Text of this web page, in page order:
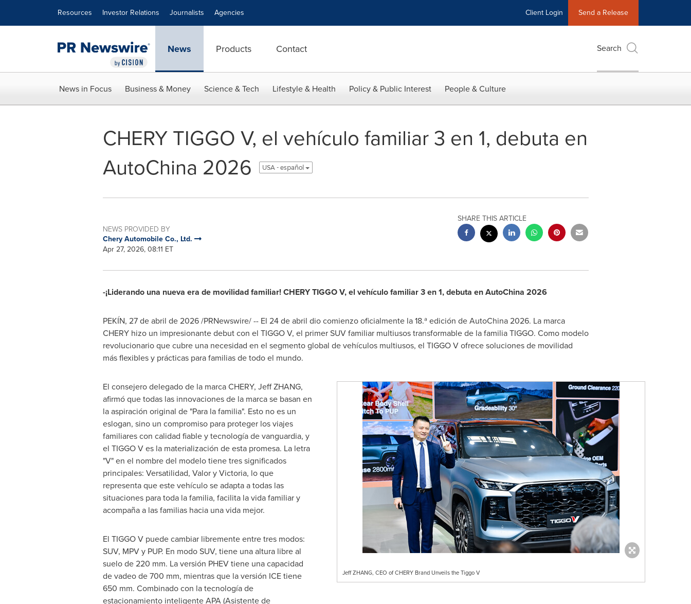
Resources Investor Relations Journalists Agencies Client Login Send a Release
News Products Contact Search
News in Focus Business & Money Science & Tech Lifestyle & Health Policy & Public Interest People & Culture
CHERY TIGGO V, el vehículo familiar 3 en 1, debuta en
AutoChina 2026
USA - español
NEWS PROVIDED BY
Chery Automobile Co., Ltd.
Apr 27, 2026, 08:11 ET
SHARE THIS ARTICLE
-¡Liderando una nueva era de movilidad familiar! CHERY TIGGO V, el vehículo familiar 3 en 1, debuta en AutoChina 2026
PEKÍN, 27 de abril de 2026/PRNewswire/ -- El 24 de abril dio comienzo oficialmente la 18.ª edición de AutoChina 2026. La marca
CHERY hizo un impresionante debut con el TIGGO V, el primer SUV familiar multiusos transformable de la familia TIGGO. Como modelo
revolucionario que cubre una necesidad en el segmento global de vehículos multiusos, el TIGGO V ofrece soluciones de movilidad
más flexibles y prácticas para familias de todo el mundo.
Jeff ZHANG, CEO of CHERY Brand Unveils the Tiggo V
El consejero delegado de la marca CHERY, Jeff ZHANG,
afirmó que todas las innovaciones de la marca se basan en
la aspiración original de "Para la familia". Esto no es un
eslogan, sino un compromiso para proteger los viajes
familiares con calidad fiable y tecnología de vanguardia, y
el TIGGO V es la materialización de esta promesa. La letra
"V" en el nombre del modelo tiene tres significados
principales: Versatilidad, Valor y Victoria, lo que
representa que este vehículo se adapta a todas las
situaciones para toda la familia, facilita la vida familiar y
acompaña a las familias hacia una vida mejor.
El TIGGO V puede cambiar libremente entre tres modos:
SUV, MPV y PUP. En modo SUV, tiene una altura libre al
suelo de 220 mm. La versión PHEV tiene una capacidad
de vadeo de 700 mm, mientras que la versión ICE tiene
650 mm. Combinado con la tecnología de
estacionamiento inteligente APA (Asistente de